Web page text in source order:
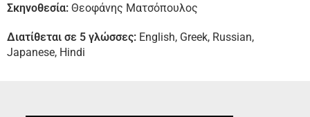
Σκηνοθεσία: Θεοφάνης Ματσόπουλος
Διατίθεται σε 5 γλώσσες: English, Greek, Russian,
Japanese, Hindi